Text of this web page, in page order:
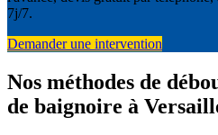
7j/7.
Demander une intervention
Nos méthodes de
de baignoire à